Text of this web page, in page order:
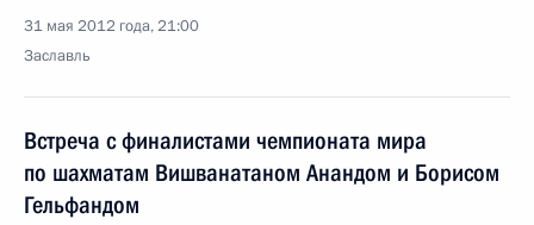
31 мая 2012 года, 21:00
Заславль
Встреча с финалистами чемпионата мира
по шахматам Вишванатаном Анандом и Борисом
Гельфандом